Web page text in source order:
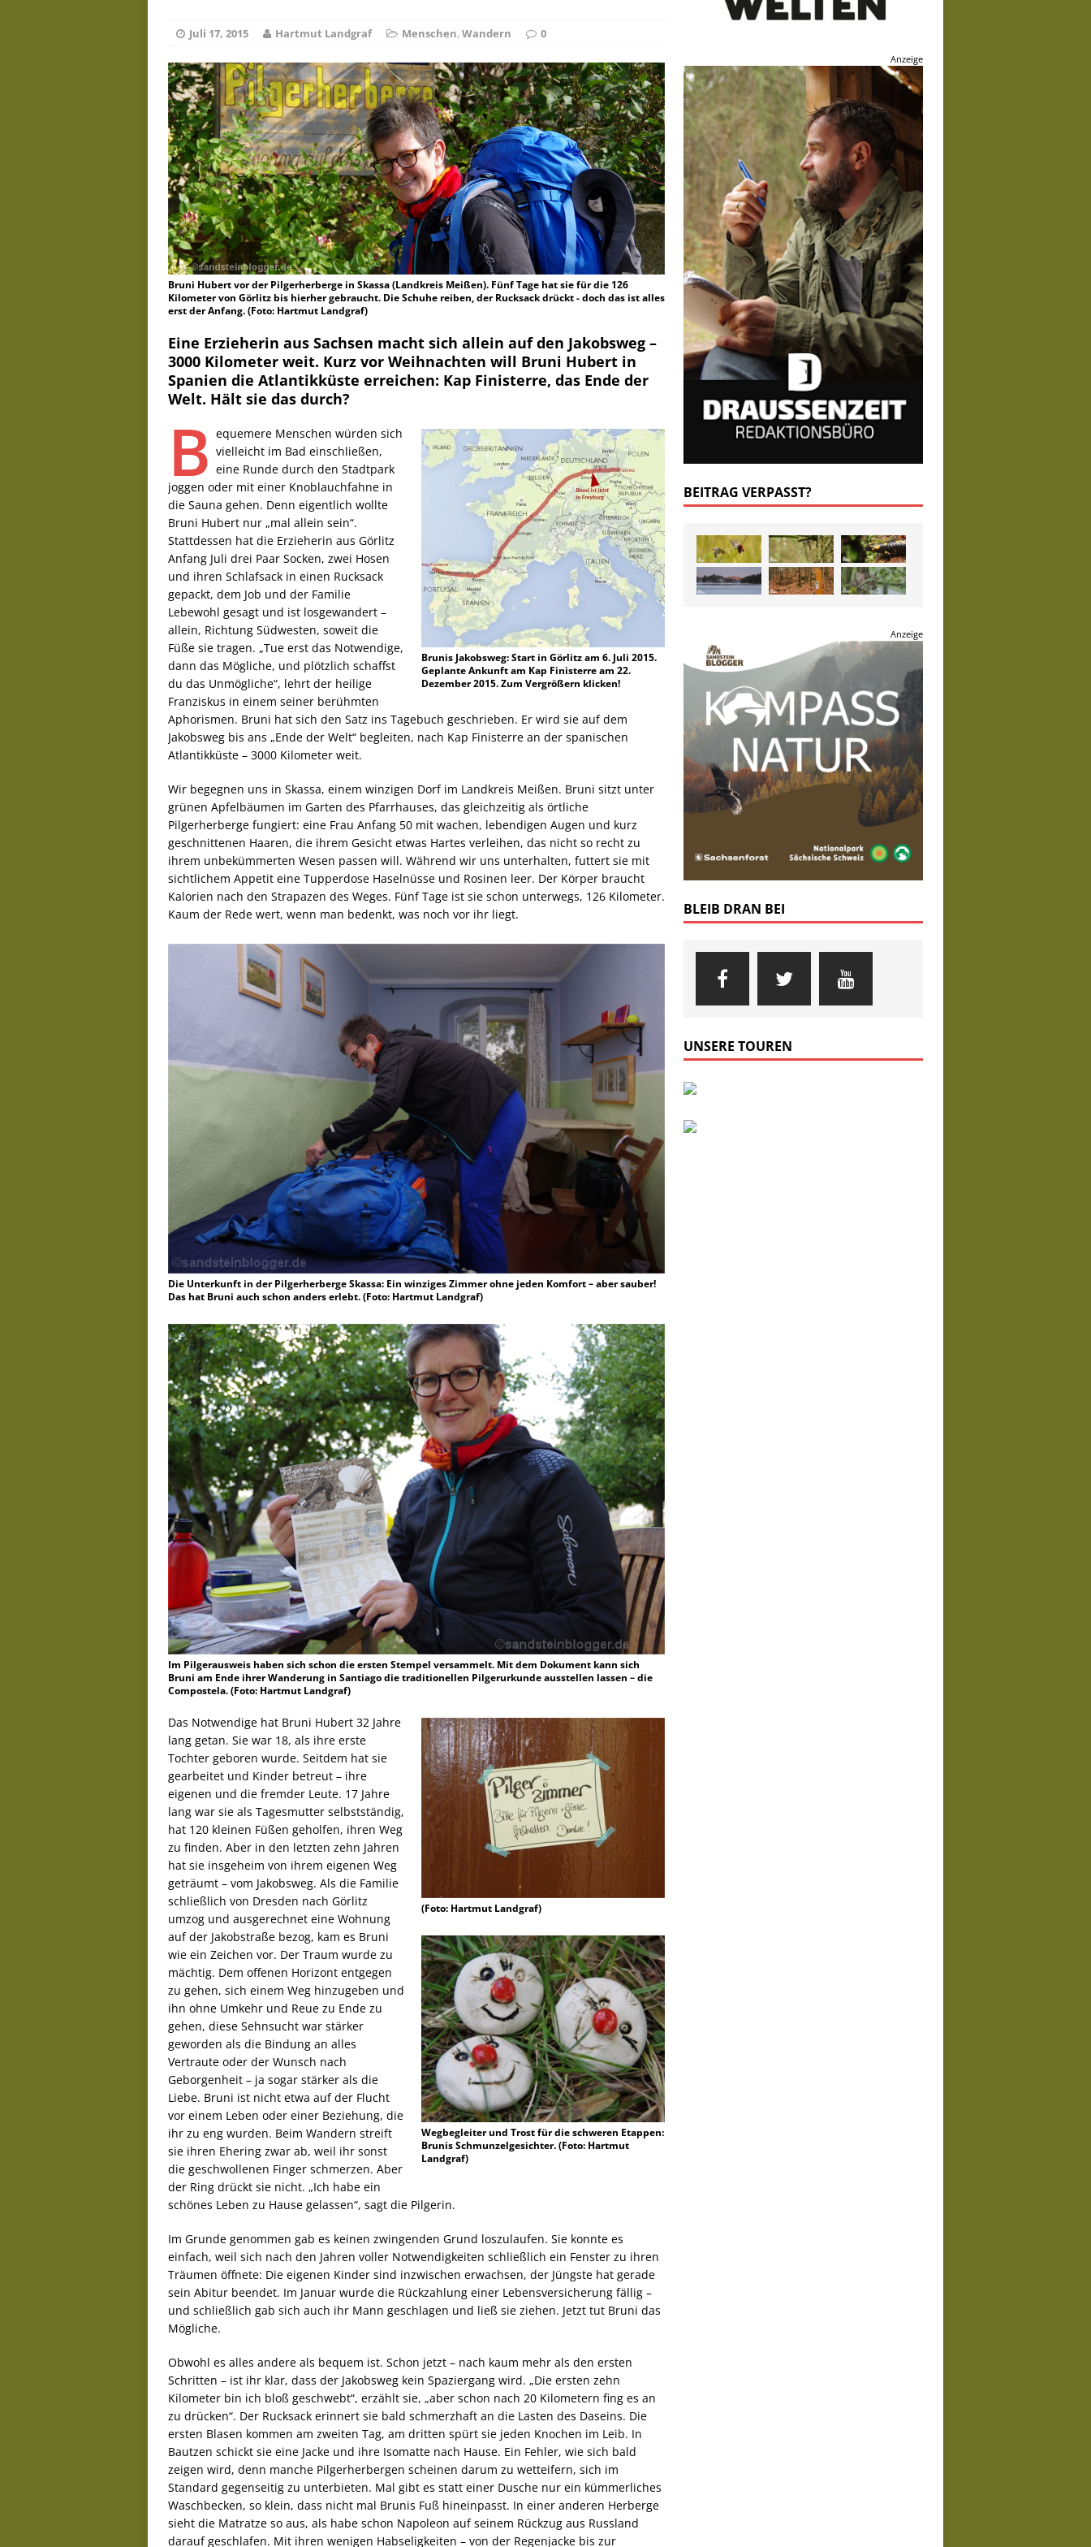
Die Elfenkönigin
Juli 17, 2015 Hartmut Landgraf Menschen,Wandern 0
Bruni Hubert vor der Pilgerherberge in Skassa (Landkreis Meißen). Fünf Tage hat sie für die 126
Kilometer von Görlitz bis hierher gebraucht. Die Schuhe reiben, der Rucksack drückt - doch das ist alles
erst der Anfang. (Foto: Hartmut Landgraf)
Eine Erzieherin aus Sachsen macht sich allein auf den Jakobsweg –
3000 Kilometer weit. Kurz vor Weihnachten will Bruni Hubert in
Spanien die Atlantikküste erreichen: Kap Finisterre, das Ende der
Welt. Hält sie das durch?
Brunis Jakobsweg: Start in Görlitz am 6. Juli 2015.
Geplante Ankunft am Kap Finisterre am 22.
Dezember 2015. Zum Vergrößern klicken!
B equemere Menschen würden sich
vielleicht im Bad einschließen,
eine Runde durch den Stadtpark
joggen oder mit einer Knoblauchfahne in
die Sauna gehen. Denn eigentlich wollte
Bruni Hubert nur „mal allein sein“.
Stattdessen hat die Erzieherin aus Görlitz
Anfang Juli drei Paar Socken, zwei Hosen
und ihren Schlafsack in einen Rucksack
gepackt, dem Job und der Familie
Lebewohl gesagt und ist losgewandert –
allein, Richtung Südwesten, soweit die
Füße sie tragen. „Tue erst das Notwendige,
dann das Mögliche, und plötzlich schaffst
du das Unmögliche“, lehrt der heilige
Franziskus in einem seiner berühmten
Aphorismen. Bruni hat sich den Satz ins Tagebuch geschrieben. Er wird sie auf dem
Jakobsweg bis ans „Ende der Welt“ begleiten, nach Kap Finisterre an der spanischen
Atlantikküste – 3000 Kilometer weit.
Wir begegnen uns in Skassa, einem winzigen Dorf im Landkreis Meißen. Bruni sitzt unter
grünen Apfelbäumen im Garten des Pfarrhauses, das gleichzeitig als örtliche
Pilgerherberge fungiert: eine Frau Anfang 50 mit wachen, lebendigen Augen und kurz
geschnittenen Haaren, die ihrem Gesicht etwas Hartes verleihen, das nicht so recht zu
ihrem unbekümmerten Wesen passen will. Während wir uns unterhalten, futtert sie mit
sichtlichem Appetit eine Tupperdose Haselnüsse und Rosinen leer. Der Körper braucht
Kalorien nach den Strapazen des Weges. Fünf Tage ist sie schon unterwegs, 126 Kilometer.
Kaum der Rede wert, wenn man bedenkt, was noch vor ihr liegt.
Die Unterkunft in der Pilgerherberge Skassa: Ein winziges Zimmer ohne jeden Komfort – aber sauber!
Das hat Bruni auch schon anders erlebt. (Foto: Hartmut Landgraf)
Im Pilgerausweis haben sich schon die ersten Stempel versammelt. Mit dem Dokument kann sich
Bruni am Ende ihrer Wanderung in Santiago die traditionellen Pilgerurkunde ausstellen lassen – die
Compostela. (Foto: Hartmut Landgraf)
(Foto: Hartmut Landgraf)
Wegbegleiter und Trost für die schweren Etappen:
Brunis Schmunzelgesichter. (Foto: Hartmut
Landgraf)
Das Notwendige hat Bruni Hubert 32 Jahre
lang getan. Sie war 18, als ihre erste
Tochter geboren wurde. Seitdem hat sie
gearbeitet und Kinder betreut – ihre
eigenen und die fremder Leute. 17 Jahre
lang war sie als Tagesmutter selbstständig,
hat 120 kleinen Füßen geholfen, ihren Weg
zu finden. Aber in den letzten zehn Jahren
hat sie insgeheim von ihrem eigenen Weg
geträumt – vom Jakobsweg. Als die Familie
schließlich von Dresden nach Görlitz
umzog und ausgerechnet eine Wohnung
auf der Jakobstraße bezog, kam es Bruni
wie ein Zeichen vor. Der Traum wurde zu
mächtig. Dem offenen Horizont entgegen
zu gehen, sich einem Weg hinzugeben und
ihn ohne Umkehr und Reue zu Ende zu
gehen, diese Sehnsucht war stärker
geworden als die Bindung an alles
Vertraute oder der Wunsch nach
Geborgenheit – ja sogar stärker als die
Liebe. Bruni ist nicht etwa auf der Flucht
vor einem Leben oder einer Beziehung, die
ihr zu eng wurden. Beim Wandern streift
sie ihren Ehering zwar ab, weil ihr sonst
die geschwollenen Finger schmerzen. Aber
der Ring drückt sie nicht. „Ich habe ein
schönes Leben zu Hause gelassen“, sagt die Pilgerin.
Im Grunde genommen gab es keinen zwingenden Grund loszulaufen. Sie konnte es
einfach, weil sich nach den Jahren voller Notwendigkeiten schließlich ein Fenster zu ihren
Träumen öffnete: Die eigenen Kinder sind inzwischen erwachsen, der Jüngste hat gerade
sein Abitur beendet. Im Januar wurde die Rückzahlung einer Lebensversicherung fällig –
und schließlich gab sich auch ihr Mann geschlagen und ließ sie ziehen. Jetzt tut Bruni das
Mögliche.
Obwohl es alles andere als bequem ist. Schon jetzt – nach kaum mehr als den ersten
Schritten – ist ihr klar, dass der Jakobsweg kein Spaziergang wird. „Die ersten zehn
Kilometer bin ich bloß geschwebt“, erzählt sie, „aber schon nach 20 Kilometern fing es an
zu drücken“. Der Rucksack erinnert sie bald schmerzhaft an die Lasten des Daseins. Die
ersten Blasen kommen am zweiten Tag, am dritten spürt sie jeden Knochen im Leib. In
Bautzen schickt sie eine Jacke und ihre Isomatte nach Hause. Ein Fehler, wie sich bald
zeigen wird, denn manche Pilgerherbergen scheinen darum zu wetteifern, sich im
Standard gegenseitig zu unterbieten. Mal gibt es statt einer Dusche nur ein kümmerliches
Waschbecken, so klein, dass nicht mal Brunis Fuß hineinpasst. In einer anderen Herberge
sieht die Matratze so aus, als habe schon Napoleon auf seinem Rückzug aus Russland
darauf geschlafen. Mit ihren wenigen Habseligkeiten – von der Regenjacke bis zur
Anzeige
BEITRAG VERPASST?
Anzeige
BLEIB DRAN BEI
UNSERE TOUREN